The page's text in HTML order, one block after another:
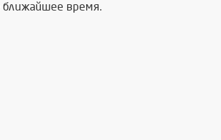
ближайшее время.